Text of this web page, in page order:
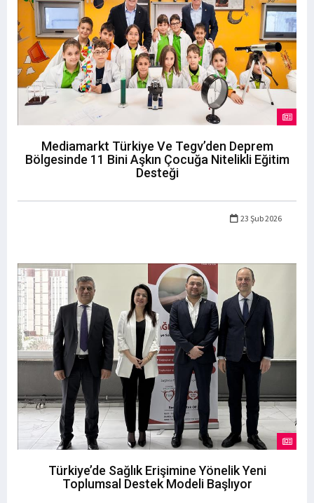
Mediamarkt Türkiye Ve Tegv’den Deprem
Bölgesinde 11 Bini Aşkın Çocuğa Nitelikli Eğitim
Desteği
23 Şub 2026
Türkiye’de Sağlık Erişimine Yönelik Yeni
Toplumsal Destek Modeli Başlıyor